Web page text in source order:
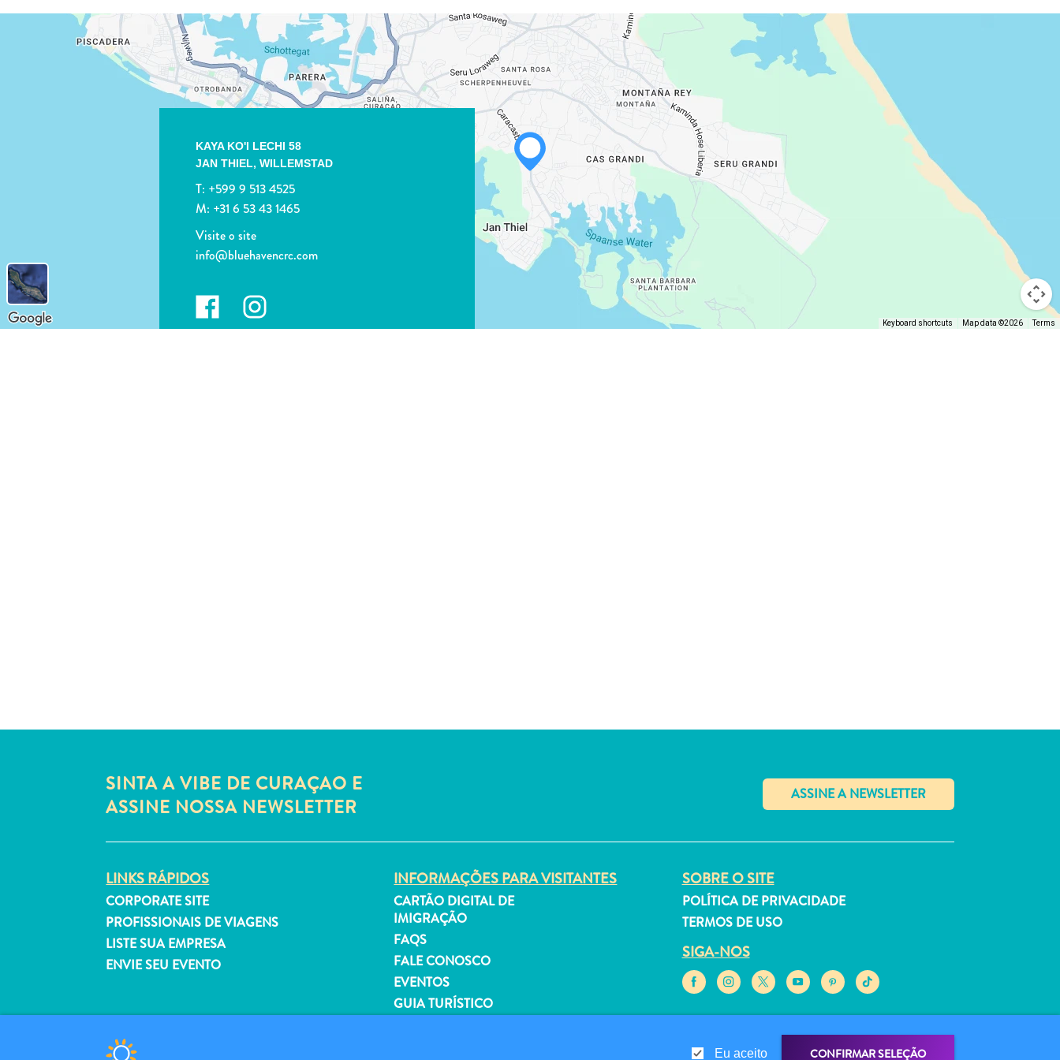
KAYA KO'I LECHI 58
JAN THIEL,WILLEMSTAD
T: +599 9 513 4525
M: +31 6 53 43 1465
Visite o site
info@bluehavencrc.com
Keyboard shortcuts Map data ©2026 Terms
SINTA A VIBE DE CURAÇAO E
ASSINE NOSSA NEWSLETTER
✕
LINKS RÁPIDOS
CORPORATE SITE
PROFISSIONAIS DE VIAGENS
LISTE SUA EMPRESA
ENVIE SEU EVENTO
INFORMAÇÕES PARA VISITANTES
CARTÃO DIGITAL DE
IMIGRAÇÃO
FAQS
FALE CONOSCO
EVENTOS
GUIA TURÍSTICO
SOBRE O SITE
POLÍTICA DE PRIVACIDADE
TERMOS DE USO
SIGA-NOS
Eu aceito CONFIRMAR SELEÇÃO